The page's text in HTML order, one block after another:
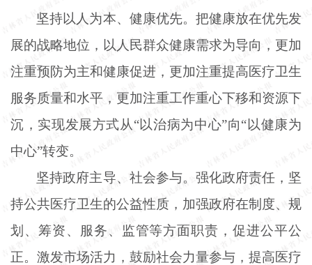
坚持以人为本、健康优先。把健康放在优先发
展的战略地位，以人民群众健康需求为导向，更加
注重预防为主和健康促进，更加注重提高医疗卫生
服务质量和水平，更加注重工作重心下移和资源下
沉，实现发展方式从“以治病为中心”向“以健康为
中心”转变。
坚持政府主导、社会参与。强化政府责任，坚
持公共医疗卫生的公益性质，加强政府在制度、规
划、筹资、服务、监管等方面职责，促进公平公
正。激发市场活力，鼓励社会力量参与，提高医疗